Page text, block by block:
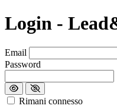
Login -
Loading...
Email
Password
Rimani connesso